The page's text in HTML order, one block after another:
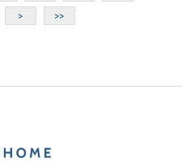
> >>